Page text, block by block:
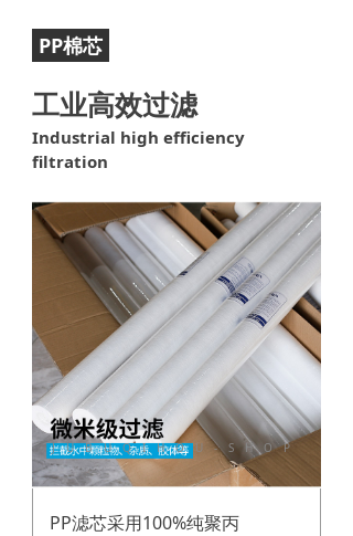
→ 水处理药剂
→ 行业新闻
→ 常见问题
PP棉芯
工业高效过滤
Industrial high efficiency
filtration
JUBUQIHOU-SHOP
PP滤芯采用100%纯聚丙